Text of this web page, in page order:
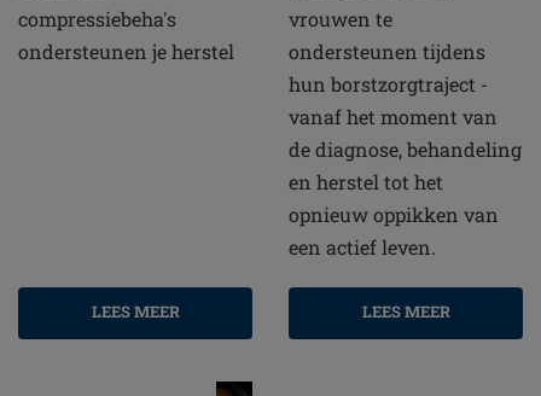
compressiebeha's
ondersteunen je herstel
LEES MEER
vrouwen te
ondersteunen tijdens
hun borstzorgtraject -
vanaf het moment van
de diagnose, behandeling
en herstel tot het
opnieuw oppikken van
een actief leven.
LEES MEER